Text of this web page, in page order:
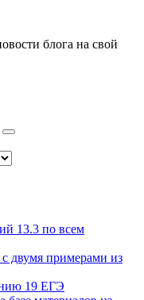
блога на свой
13.3 по всем
двумя примерами из
19 ЕГЭ